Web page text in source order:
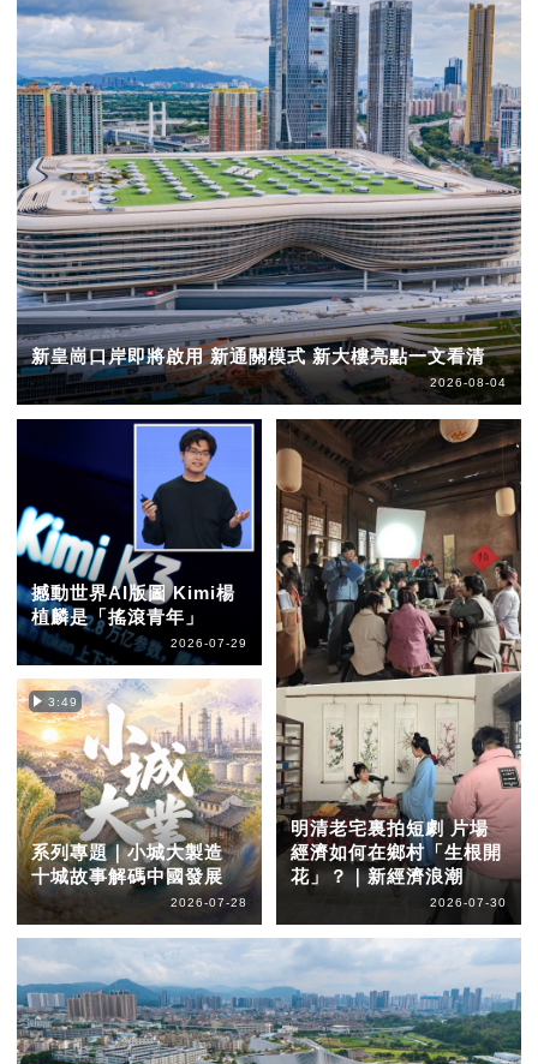
新皇崗口岸即將啟用 新通關模式 新大樓亮點一文看清
2026-08-04
撼動世界AI版圖 Kimi楊
植麟是「搖滾青年」
2026-07-29
3:49
系列專題｜小城大製造
十城故事解碼中國發展
2026-07-28
明清老宅裏拍短劇 片場
經濟如何在鄉村「生根開
花」？｜新經濟浪潮
2026-07-30